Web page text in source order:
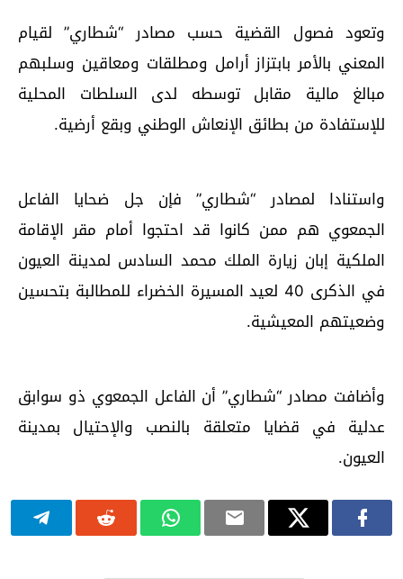
وتعود فصول القضية حسب مصادر “شطاري” لقيام
المعني بالأمر بابتزاز أرامل ومطلقات ومعاقين وسلبهم
مبالغ مالية مقابل توسطه لدى السلطات المحلية
للإستفادة من بطائق الإنعاش الوطني وبقع أرضية.
واستنادا لمصادر “شطاري” فإن جل ضحايا الفاعل
الجمعوي هم ممن كانوا قد احتجوا أمام مقر الإقامة
الملكية إبان زيارة الملك محمد السادس لمدينة العيون
في الذكرى 40 لعيد المسيرة الخضراء للمطالبة بتحسين
وضعيتهم المعيشية.
وأضافت مصادر “شطاري” أن الفاعل الجمعوي ذو سوابق
عدلية في قضايا متعلقة بالنصب والإحتيال بمدينة
العيون.